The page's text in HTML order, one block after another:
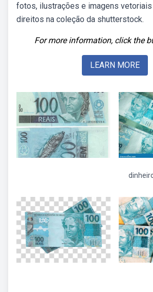
fotos, ilustrações e imagens
direitos na coleção da shutterstock.
For more information, click the
LEARN MORE